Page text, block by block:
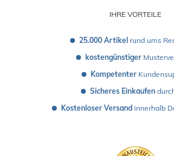
IHRE VORTEILE
25.000 Artikel rund ums
kostengünstiger
Kompetenter
Sicheres Einkaufen
Kostenloser Versand innerhalb